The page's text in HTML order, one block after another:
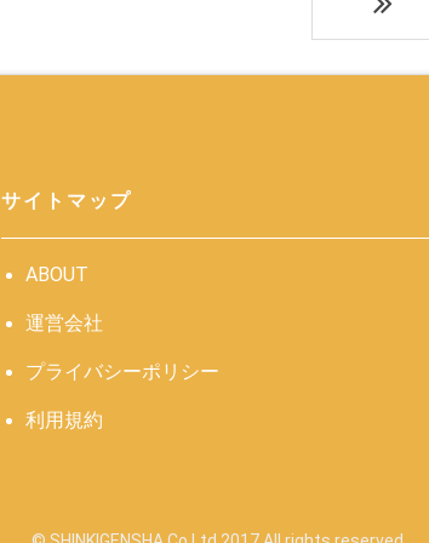
サイトマップ
ABOUT
運営会社
プライバシーポリシー
利用規約